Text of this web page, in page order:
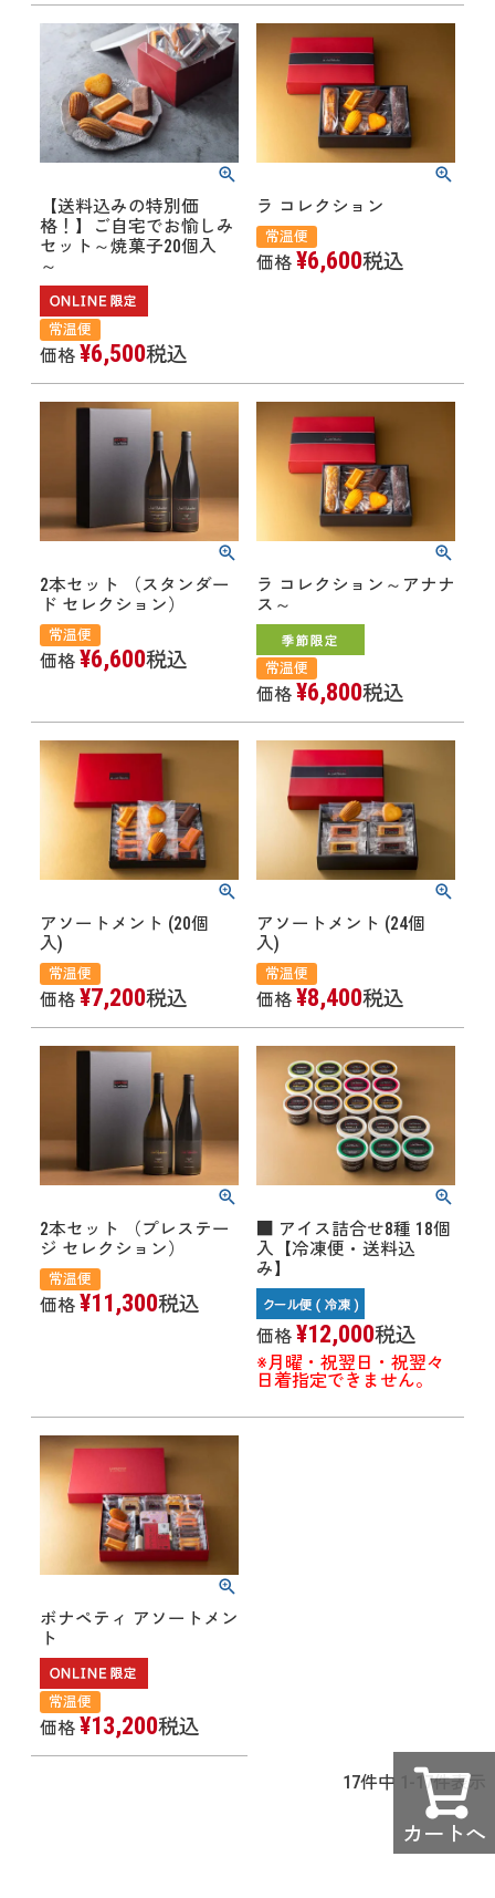
【送料込みの特別価
格！】ご自宅でお愉しみ
セット～焼菓子20個入
～
常温便
価格 ¥6,500税込
ラ コレクション
常温便
価格 ¥6,600税込
2本セット （スタンダー
ド セレクション）
常温便
価格 ¥6,600税込
ラ コレクション～アナナ
ス～
常温便
価格 ¥6,800税込
アソートメント (20個
入)
常温便
価格 ¥7,200税込
アソートメント (24個
入)
常温便
価格 ¥8,400税込
2本セット （プレステー
ジ セレクション）
常温便
価格 ¥11,300税込
■ アイス詰合せ8種 18個
入【冷凍便・送料込
み】
価格 ¥12,000税込
※月曜・祝翌日・祝翌々
日着指定できません。
ボナペティ アソートメン
ト
常温便
価格 ¥13,200税込
17件中 17件表示
カートへ